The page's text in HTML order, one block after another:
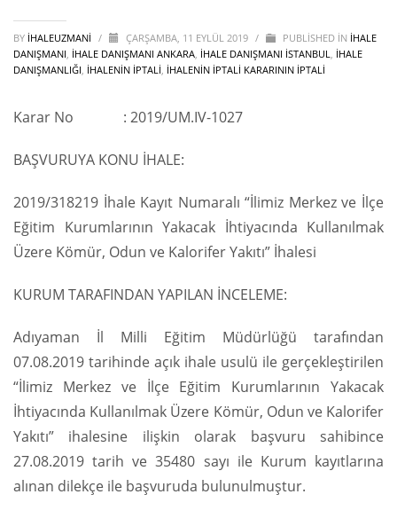
BY IHALEUZMANI / ÇARŞAMBA, 11 EYLÜL 2019 / PUBLISHED IN İHALE
DANIŞMANI, İHALE DANIŞMANI ANKARA, İHALE DANIŞMANI İSTANBUL, İHALE
DANIŞMANLIĞI, İHALENIN İPTALI, İHALENIN İPTALI KARARININ İPTALI
Karar No : 2019/UM.IV-1027
BAŞVURUYA KONU İHALE:
2019/318219 İhale Kayıt Numaralı “İlimiz Merkez ve İlçe
Eğitim Kurumlarının Yakacak İhtiyacında Kullanılmak
Üzere Kömür, Odun ve Kalorifer Yakıtı” İhalesi
KURUM TARAFINDAN YAPILAN İNCELEME:
Adıyaman İl Milli Eğitim Müdürlüğü tarafından
07.08.2019 tarihinde açık ihale usulü ile gerçekleştirilen
“İlimiz Merkez ve İlçe Eğitim Kurumlarının Yakacak
İhtiyacında Kullanılmak Üzere Kömür, Odun ve Kalorifer
Yakıtı” ihalesine ilişkin olarak başvuru sahibince
27.08.2019 tarih ve 35480 sayı ile Kurum kayıtlarına
alınan dilekçe ile başvuruda bulunulmuştur.